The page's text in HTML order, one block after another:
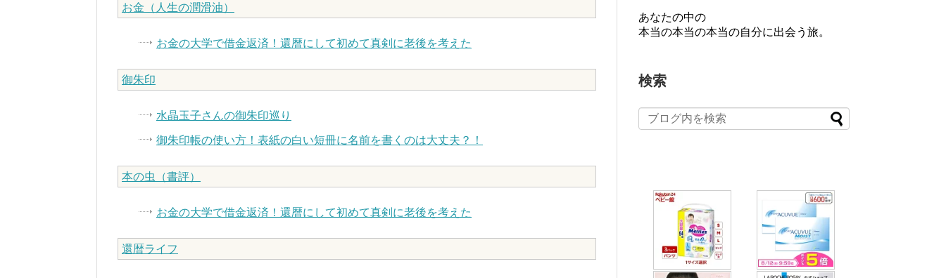
お金（人生の潤滑油）
お金の大学で借金返済！還暦にして初めて真剣に老後を考えた
御朱印
水晶玉子さんの御朱印巡り
御朱印帳の使い方！表紙の白い短冊に名前を書くのは大丈夫？！
本の虫（書評）
お金の大学で借金返済！還暦にして初めて真剣に老後を考えた
還暦ライフ
あなたの中の
本当の本当の本当の自分に出会う旅。
検索